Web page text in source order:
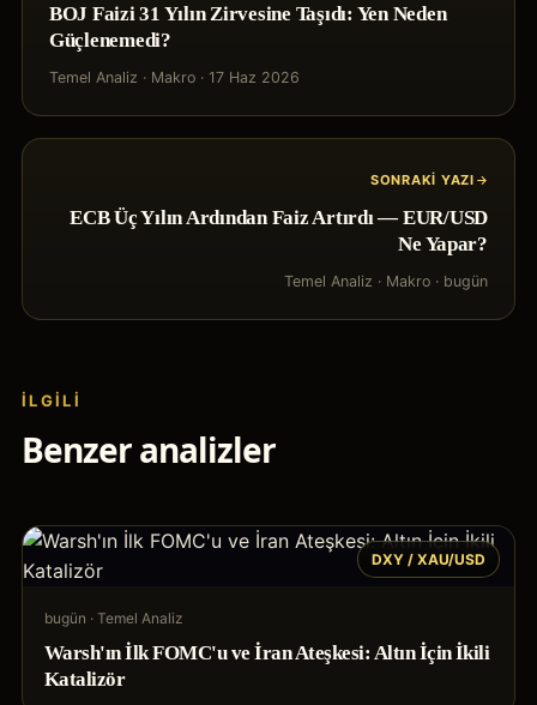
BOJ Faizi 31 Yılın Zirvesine Taşıdı: Yen Neden
Güçlenemedi?
Temel Analiz · Makro · 17 Haz 2026
SONRAKI YAZI
ECB Üç Yılın Ardından Faiz Artırdı — EUR/USD
Ne Yapar?
Temel Analiz · Makro · bugün
İLGILI
Benzer analizler
DXY / XAU/USD
bugün · Temel Analiz
Warsh'ın İlk FOMC'u ve İran Ateşkesi: Altın İçin İkili
Katalizör